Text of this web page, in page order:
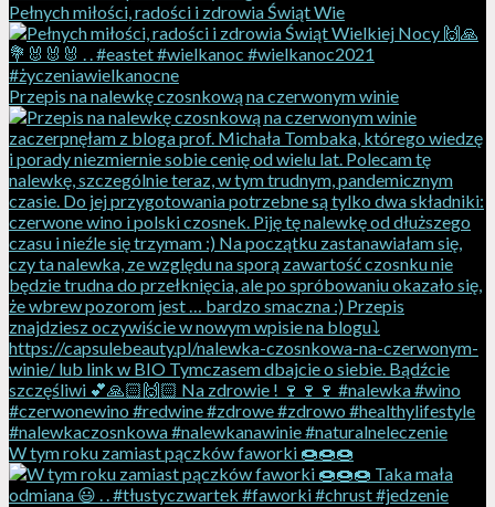
Pełnych miłości, radości i zdrowia Świąt Wie
Przepis na nalewkę czosnkową na czerwonym winie
W tym roku zamiast pączków faworki 🍩🍩🍩